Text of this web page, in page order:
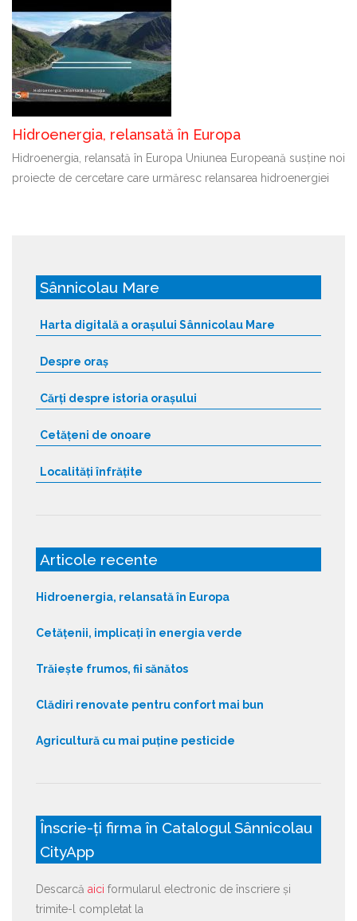
Hidroenergia, relansată în Europa
Hidroenergia, relansată în Europa Uniunea Europeană susține noi
proiecte de cercetare care urmăresc relansarea hidroenergiei
Sânnicolau Mare
Harta digitală a orașului Sânnicolau Mare
Despre oraș
Cărți despre istoria orașului
Cetățeni de onoare
Localități înfrățite
Articole recente
Hidroenergia, relansată în Europa
Cetățenii, implicați în energia verde
Trăiește frumos, fii sănătos
Clădiri renovate pentru confort mai bun
Agricultură cu mai puține pesticide
Înscrie-ți firma în Catalogul Sânnicolau
CityApp
Descarcă aici formularul electronic de înscriere și
trimite-l completat la